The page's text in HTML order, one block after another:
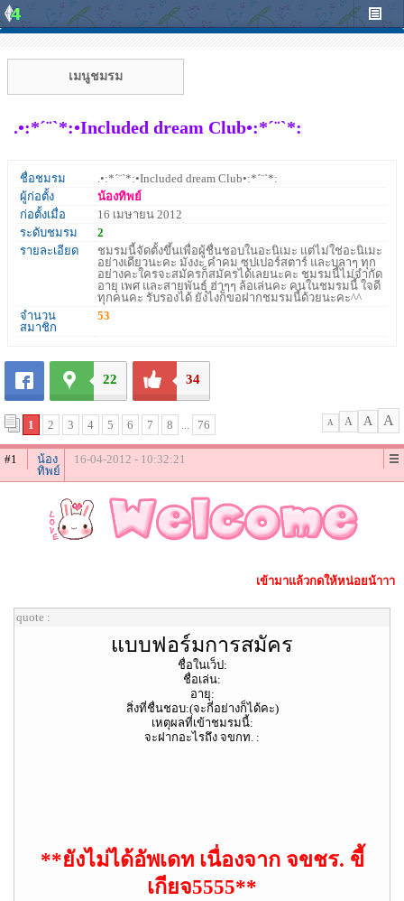
เมนูชมรม
.•:*´¨`*:•Included dream Club•:*´¨`*:
ชื่อชมรม
.•:*´¨`*:•Included dream Club•:*´¨`*:
ผู้ก่อตั้ง
น้องทิพย์
ก่อตั้งเมื่อ
16 เมษายน 2012
ระดับชมรม
2
รายละเอียด
ชมรมนี้จัดตั้งขึ้นเพื่อผู้ชื่นชอบในอะนิเมะ แต่ไม่ใช่อะนิเมะ
อย่างเดียวนะคะ มังงะ คำคม ซุปเปอร์สตาร์ และบลาๆ ทุก
อย่างคะใครจะสมัครก็สมัครได้เลยนะคะ ชมรมนี้ไม่จำกัด
อายุ เพศ และสายพันธุ์ ฮ่าๆๆ ล้อเล่นคะ คนในชมรมนี้ ใจดี
ทุกคนคะ รับรองได้ ยังไงก็ขอฝากชมรมนี้ด้วยนะคะ^^
จำนวน
สมาชิก
53
22 34
1 2 3 4 5 6 7 8 ... 76 A A A A
#1
น้อง
ทิพย์
16-04-2012 - 10:32:21
เข้ามาแล้วกดให้หน่อยน้าาา
quote :
แบบฟอร์มการสมัคร
ชื่อในเว็ป:
ชื่อเล่น:
อายุ:
สิ่งที่ชื่นชอบ:(จะกี่อย่างก็ได้คะ)
เหตุผลที่เข้าชมรมนี้:
จะฝากอะไรถึง จขกท. :
**ยังไม่ได้อัพเดท เนื่องจาก จขชร. ขี้
เกียจ5555**